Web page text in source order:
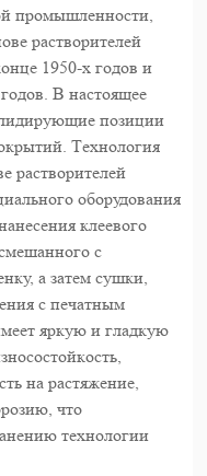
промышленности,
растворителей
1950-х годов и
В настоящее
позиции
Технология
растворителей
оборудования
клеевого
с
а затем сушки,
с печатным
яркую и гладкую
на растяжение,
что
технологии